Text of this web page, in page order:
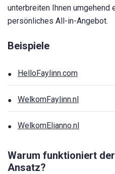
unterbreiten Ihnen umgehend
persönliches All-in-Angebot.
Beispiele
HelloFaylinn.com
WelkomFaylinn.nl
WelkomElianno.nl
Warum funktioniert
Ansatz?